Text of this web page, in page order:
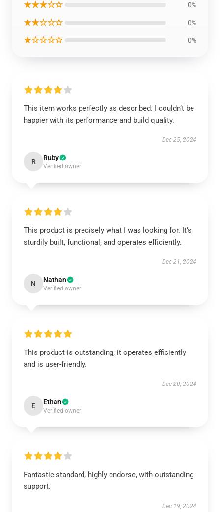
★★★☆☆ 0%
★★☆☆☆ 0%
★☆☆☆☆ 0%
This item works perfectly as described. I couldn’t be
happier with its performance and build quality.
Dec 25, 2024
R Ruby
Verified owner
This product is precisely what I was looking for. It’s
sturdily built, functional, and operates efficiently.
Dec 21, 2024
N Nathan
Verified owner
This product is outstanding; it operates efficiently
and is user-friendly.
Dec 20, 2024
E Ethan
Verified owner
Fantastic standard, highly endorse, with outstanding
support.
Dec 19, 2024